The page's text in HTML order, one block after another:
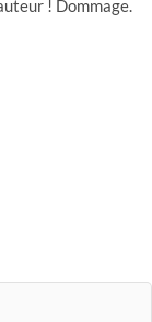
! Dommage.